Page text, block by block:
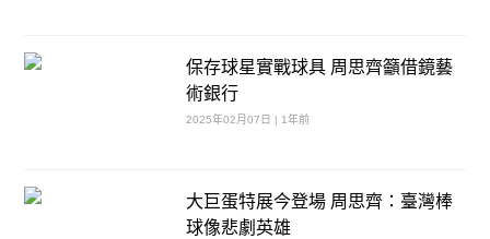
保存球星實戰球具 周思齊籲借鏡藝
術銀行
2025年02月07日 | 1年前
大巨蛋特展今登場 周思齊：臺灣棒
球像悲劇英雄